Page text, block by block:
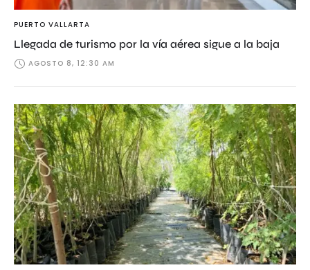
PUERTO VALLARTA
Llegada de turismo por la vía aérea sigue a la baja
AGOSTO 8, 12:30 AM